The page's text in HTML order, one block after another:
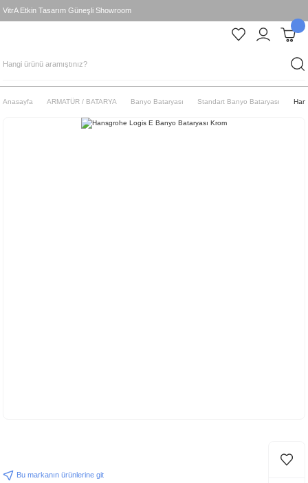
VitrA Etkin Tasarım Güneşli Showroom
Anasayfa ARMATÜR / BATARYA Banyo Bataryası Standart Banyo Bataryası
Bu markanın ürünlerine git